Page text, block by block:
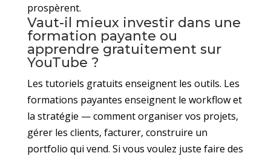
prospèrent.
Vaut-il mieux investir dans une
formation payante ou
apprendre gratuitement sur
YouTube ?
Les tutoriels gratuits enseignent les outils. Les
formations payantes enseignent le workflow et
la stratégie — comment organiser vos projets,
gérer les clients, facturer, construire un
portfolio qui vend. Si vous voulez juste faire des